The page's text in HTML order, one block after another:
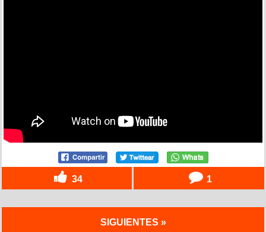
34 1
SIGUIENTES »